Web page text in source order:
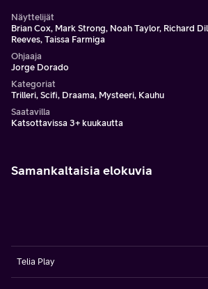
Näyttelijät
Brian Cox, Mark Strong, Noah Taylor, Richard
Reeves, Taissa Farmiga
Ohjaaja
Jorge Dorado
Kategoriat
Trilleri, Scifi, Draama, Mysteeri, Kauhu
Saatavilla
Katsottavissa 3+ kuukautta
Samankaltaisia elokuvia
Telia Play